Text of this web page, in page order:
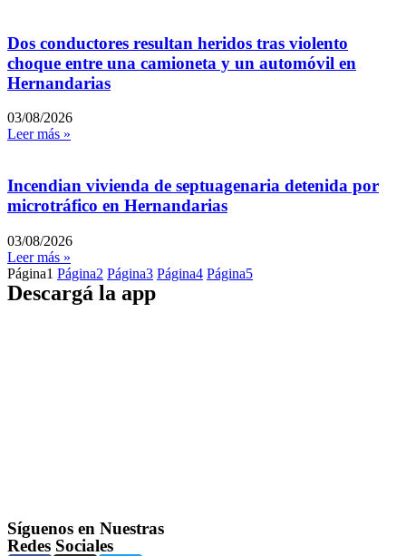
Dos conductores resultan heridos tras violento
choque entre una camioneta y un automóvil en
Hernandarias
03/08/2026
Leer más »
Incendian vivienda de septuagenaria detenida por
microtráfico en Hernandarias
03/08/2026
Leer más »
Página1 Página2 Página3 Página4 Página5
Descargá la app
Síguenos en Nuestras
Redes Sociales